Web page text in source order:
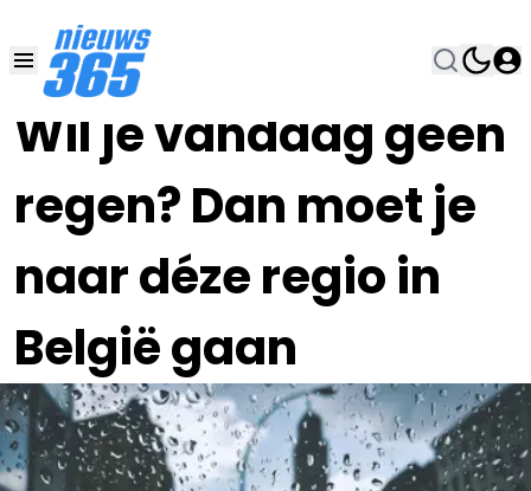
Wil je vandaag geen
regen? Dan moet je
naar déze regio in
België gaan
27 JUL 2024, 7:30